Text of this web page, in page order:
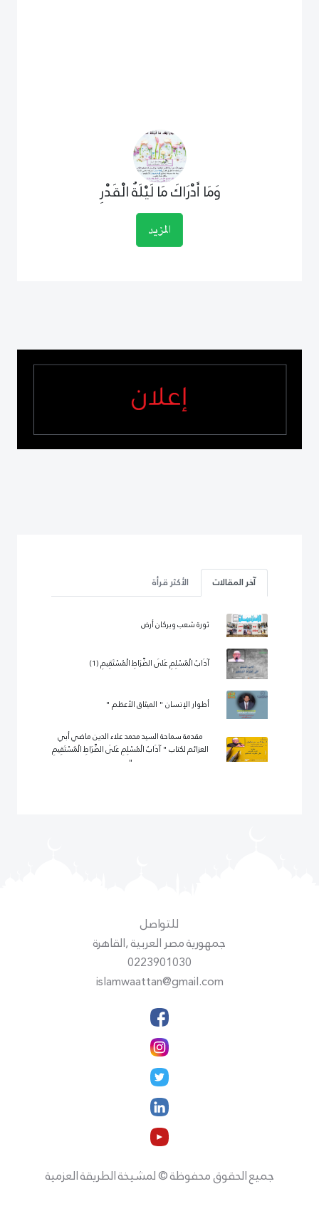
وَمَا أَدْرَاكَ مَا لَيْلَةُ الْقَدْرِ
المزيد
آخر المقالات الأكثر قرأة
ثورة شعب وبركان أرض
آدَابُ الْمُسْلِمِ عَلَى الصِّرَاطِ الْمُسْتَقِيمِ (1)
أطوار الإنسان " الميثاق الأعظم "
مقدمة سماحة السيد محمد علاء الدين ماضي أبي
العزائم لكتاب " آدَابُ الْمُسْلِمِ عَلَى الصِّرَاطِ الْمُسْتَقِيمِ
"
للتواصل
جمهورية مصر العربية ,القاهرة
0223901030
islamwaattan@gmail.com
جميع الحقوق محفوظة © لمشيخة الطريقة العزمية